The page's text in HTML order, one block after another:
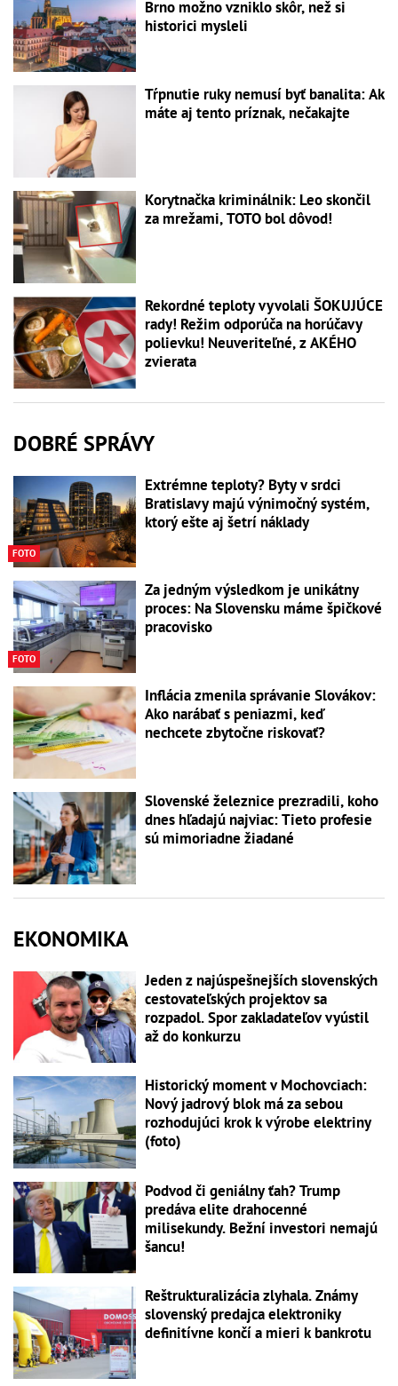
Brno možno vzniklo skôr, než si
historici mysleli
Tŕpnutie ruky nemusí byť banalita: Ak
máte aj tento príznak, nečakajte
Korytnačka kriminálnik: Leo skončil
za mrežami, TOTO bol dôvod!
Rekordné teploty vyvolali ŠOKUJÚCE
rady! Režim odporúča na horúčavy
polievku! Neuveriteľné, z AKÉHO
zvierata
DOBRÉ SPRÁVY
FOTO
Extrémne teploty? Byty v srdci
Bratislavy majú výnimočný systém,
ktorý ešte aj šetrí náklady
FOTO
Za jedným výsledkom je unikátny
proces: Na Slovensku máme špičkové
pracovisko
Inflácia zmenila správanie Slovákov:
Ako narábať s peniazmi, keď
nechcete zbytočne riskovať?
Slovenské železnice prezradili, koho
dnes hľadajú najviac: Tieto profesie
sú mimoriadne žiadané
EKONOMIKA
Jeden z najúspešnejších slovenských
cestovateľských projektov sa
rozpadol. Spor zakladateľov vyústil
až do konkurzu
Historický moment v Mochovciach:
Nový jadrový blok má za sebou
rozhodujúci krok k výrobe elektriny
(foto)
Podvod či geniálny ťah? Trump
predáva elite drahocenné
milisekundy. Bežní investori nemajú
šancu!
Reštrukturalizácia zlyhala. Známy
slovenský predajca elektroniky
definitívne končí a mieri k bankrotu